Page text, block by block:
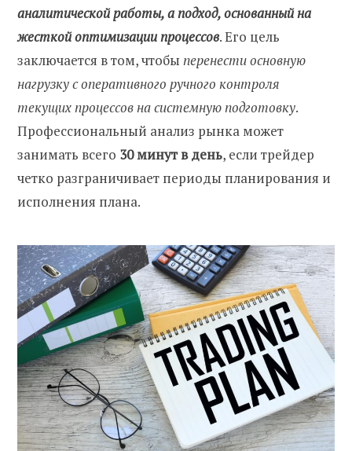
аналитической работы, а подход, основанный на
жесткой оптимизации процессов. Его цель
заключается в том, чтобы перенести основную
нагрузку с оперативного ручного контроля
текущих процессов на системную подготовку.
Профессиональный анализ рынка может
занимать всего 30 минут в день, если трейдер
четко разграничивает периоды планирования и
исполнения плана.